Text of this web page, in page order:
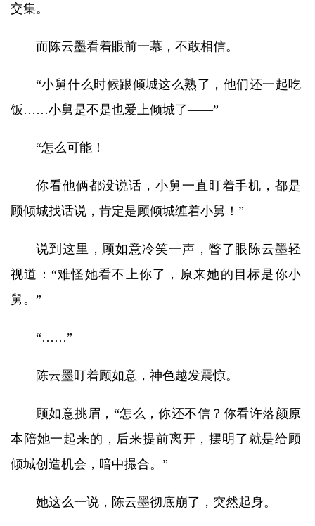
交集。
而陈云墨看着眼前一幕，不敢相信。
“小舅什么时候跟倾城这么熟了，他们还一起吃
饭……小舅是不是也爱上倾城了——”
“怎么可能！
你看他俩都没说话，小舅一直盯着手机，都是
顾倾城找话说，肯定是顾倾城缠着小舅！”
说到这里，顾如意冷笑一声，瞥了眼陈云墨轻
视道：“难怪她看不上你了，原来她的目标是你小
舅。”
“……”
陈云墨盯着顾如意，神色越发震惊。
顾如意挑眉，“怎么，你还不信？你看许落颜原
本陪她一起来的，后来提前离开，摆明了就是给顾
倾城创造机会，暗中撮合。”
她这么一说，陈云墨彻底崩了，突然起身。